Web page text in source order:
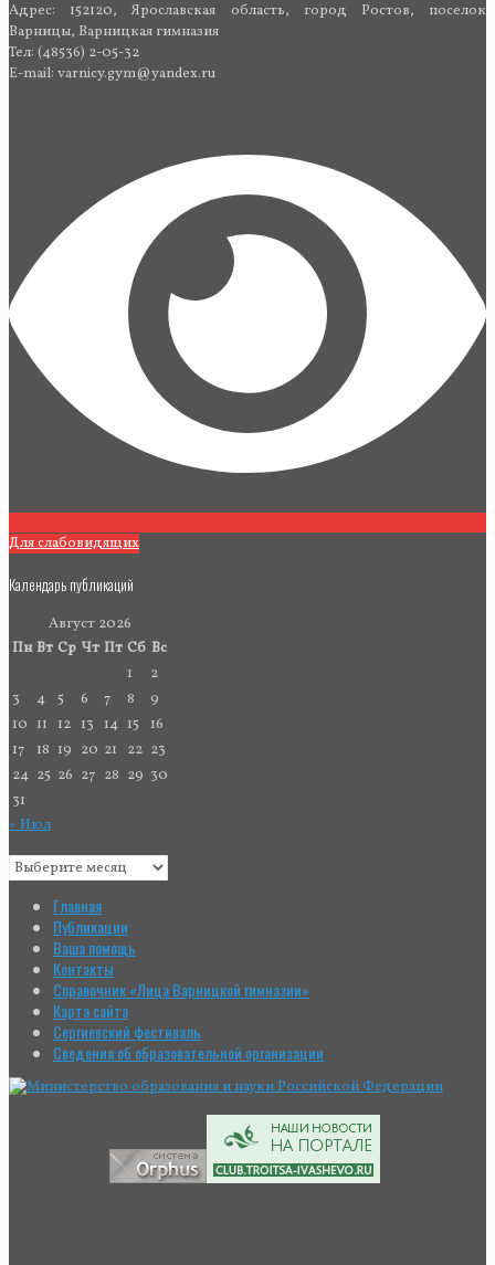
Адрес: 152120, Ярославская область, город Ростов, поселок
Варницы, Варницкая гимназия
Тел: (48536) 2-05-32
E-mail: varnicy.gym@yandex.ru
Для слабовидящих
Календарь публикаций
Август 2026
Пн Вт Ср Чт Пт Сб Вс
1
2
3
4 5 6 7 8
9
10 11 12 13 14 15
16
17
18 19 20 21 22 23
24 25 26 27 28 29 30
31
« Июл
Главная
Публикации
Ваша помощь
Контакты
Справочник «Лица Варницкой гимназии»
Карта сайта
Сергиевский фестиваль
Сведения об образовательной организации